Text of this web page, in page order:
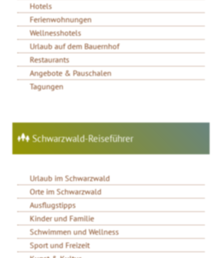
Hotels
Ferienwohnungen
Wellnesshotels
Urlaub auf dem Bauernhof
Restaurants
Angebote & Pauschalen
Tagungen
Schwarzwald-Reiseführer
Urlaub im Schwarzwald
Orte im Schwarzwald
Ausflugstipps
Kinder und Familie
Schwimmen und Wellness
Sport und Freizeit